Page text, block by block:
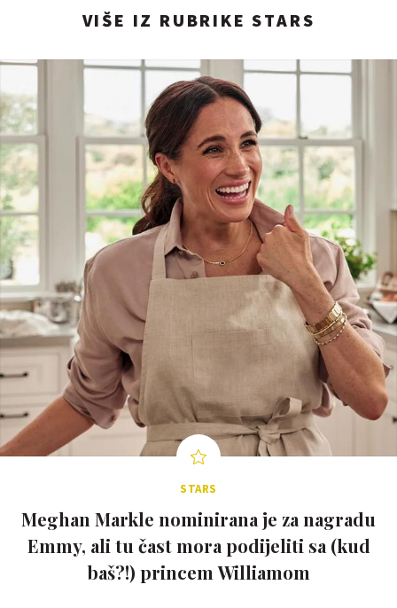
VIŠE IZ RUBRIKE STARS
STARS
Meghan Markle nominirana je za nagradu
Emmy, ali tu čast mora podijeliti sa (kud
baš?!) princem Williamom